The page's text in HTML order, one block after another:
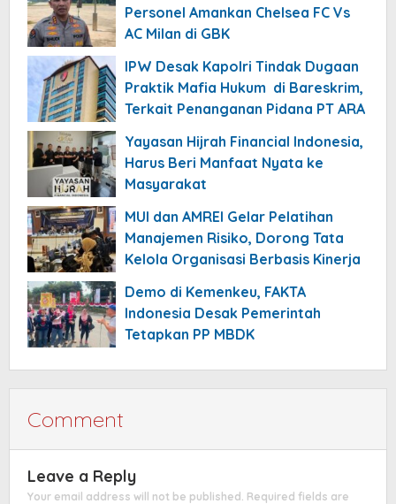
Personel Amankan Chelsea FC Vs
AC Milan di GBK
IPW Desak Kapolri Tindak Dugaan
Praktik Mafia Hukum di Bareskrim,
Terkait Penanganan Pidana PT ARA
Yayasan Hijrah Financial Indonesia,
Harus Beri Manfaat Nyata ke
Masyarakat
MUI dan AMREI Gelar Pelatihan
Manajemen Risiko, Dorong Tata
Kelola Organisasi Berbasis Kinerja
Demo di Kemenkeu, FAKTA
Indonesia Desak Pemerintah
Tetapkan PP MBDK
Comment
Leave a Reply
Your email address will not be published. Required fields are